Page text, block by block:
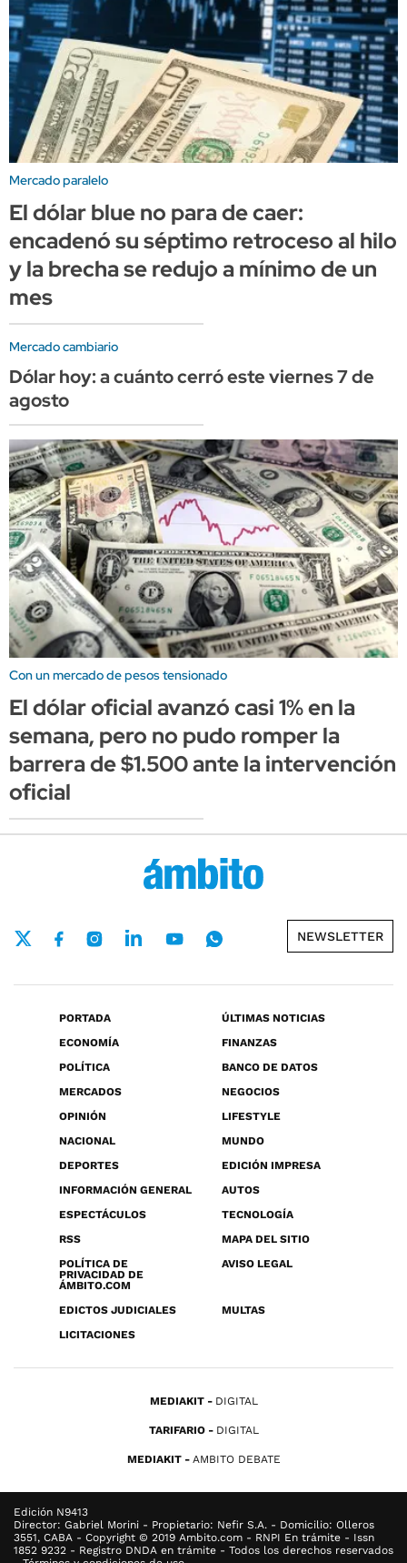
Mercado paralelo
El dólar blue no para de caer:
encadenó su séptimo retroceso al hilo
y la brecha se redujo a mínimo de un
mes
Mercado cambiario
Dólar hoy: a cuánto cerró este viernes 7 de
agosto
Con un mercado de pesos tensionado
El dólar oficial avanzó casi 1% en la
semana, pero no pudo romper la
barrera de $1.500 ante la intervención
oficial
NEWSLETTER
PORTADA
ÚLTIMAS NOTICIAS
ECONOMÍA
FINANZAS
POLÍTICA
BANCO DE DATOS
MERCADOS
NEGOCIOS
OPINIÓN
LIFESTYLE
NACIONAL
MUNDO
DEPORTES
EDICIÓN IMPRESA
INFORMACIÓN GENERAL
AUTOS
ESPECTÁCULOS
TECNOLOGÍA
RSS
MAPA DEL SITIO
POLÍTICA DE
PRIVACIDAD DE
ÁMBITO.COM
AVISO LEGAL
EDICTOS JUDICIALES
MULTAS
LICITACIONES
MEDIAKIT DIGITAL
TARIFARIO DIGITAL
MEDIAKIT AMBITO DEBATE
Edición N9413
Director: Gabriel Morini - Propietario: Nefir S.A. - Domicilio: Olleros
3551, CABA - Copyright © 2019 Ambito.com - RNPI En trámite - Issn
1852 9232 - Registro DNDA en trámite - Todos los derechos reservados